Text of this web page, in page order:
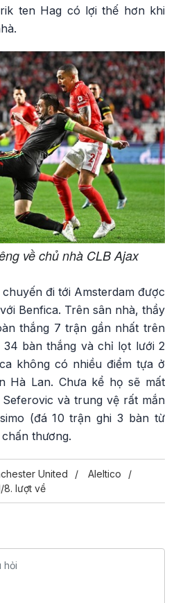
ten Hag có lợi thế hơn khi
về chủ nhà CLB Ajax
đi tới Amsterdam được
Benfica. Trên sân nhà, thầy
thắng 7 trận gần nhất trên
bàn thắng và chỉ lọt lưới 2
không có nhiều điểm tựa ở
Hà Lan. Chưa kể họ sẽ mất
và trung vệ rất mắn
(đá 10 trận ghi 3 bàn từ
thương.
United
Aleltico
8. lượt về